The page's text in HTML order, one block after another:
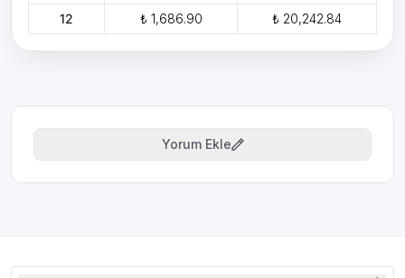
12
₺ 1,686.90 ₺ 20,242.84
Yorum Ekle